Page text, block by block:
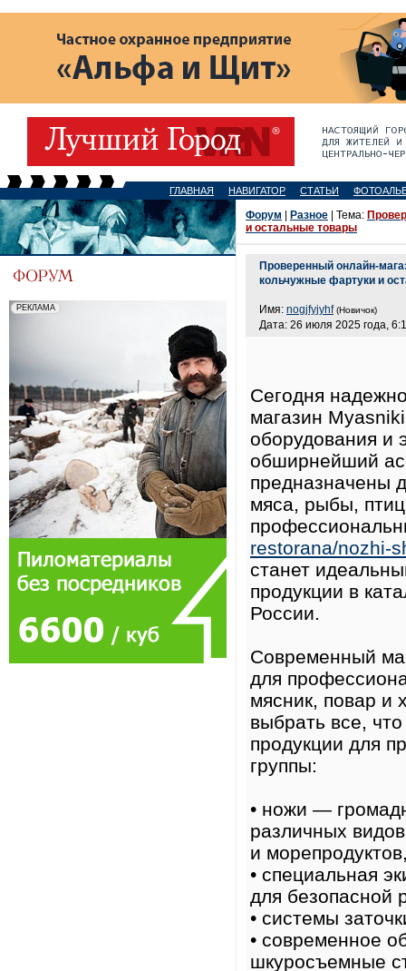
ГЛАВНАЯ НАВИГАТОР СТАТЬИ
Форум Разное | Тема:
и остальные товары
Проверенный онлайн-
кольчужные фартуки и
Имя: nogjfyjyhf (Новичок)
Дата: 26 июля 2025 года,
Сегодня
магазин
оборудования и
обширнейший
предназначены
мяса, рыбы,
restorana/nozhi-
станет
продукции в
России.
Современный
для
мясник, повар и
выбрать все,
продукции для
группы:
• ножи —
различных
и
• специальная
для безопасной
• системы
• современное
шкуросъемные